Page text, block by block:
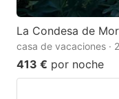
La Condesa de
casa de vacaciones ·
413 € por noche